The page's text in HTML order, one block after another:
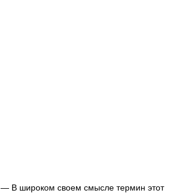
— В широком своем смысле термин этот